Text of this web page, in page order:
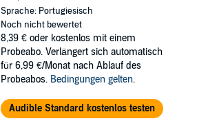
Sprache: Portugiesisch
Noch nicht bewertet
8,39 € oder kostenlos mit einem
Probeabo. Verlängert sich automatisch
für 6,99 €/Monat nach Ablauf des
Probeabos. Bedingungen gelten.
Audible Standard kostenlos testen